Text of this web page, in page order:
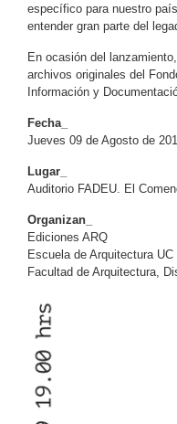
específico para nuestro
entender gran parte del
En ocasión del
archivos originales del
Información y
Fecha_
Jueves 09 de Agosto de
Lugar_
Auditorio FADEU. El
Organizan_
Ediciones ARQ
Escuela de Arquitectura UC
Facultad de Arquitectura,